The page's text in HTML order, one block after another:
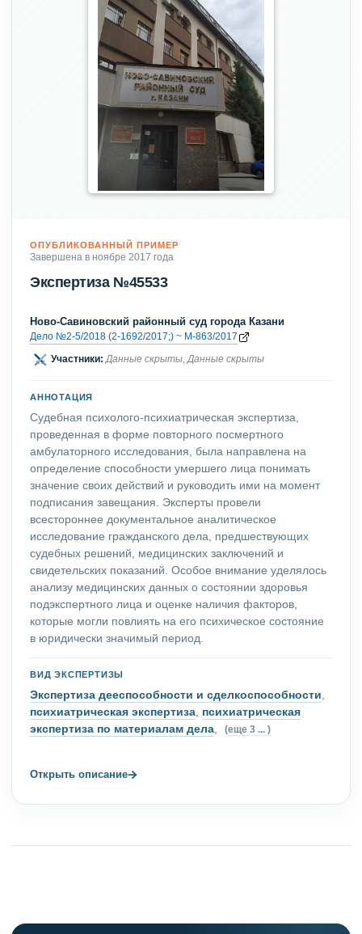
ОПУБЛИКОВАННЫЙ ПРИМЕР
Завершена в ноябре 2017 года
Экспертиза №45533
Ново-Савиновский районный суд города Казани
Дело №2-5/2018 (2-1692/2017;) ~ М-863/2017
Участники: Данные скрыты,Данные скрыты
АННОТАЦИЯ
Судебная психолого-психиатрическая экспертиза,
проведенная в форме повторного посмертного
амбулаторного исследования, была направлена на
определение способности умершего лица понимать
значение своих действий и руководить ими на момент
подписания завещания. Эксперты провели
всестороннее документальное аналитическое
исследование гражданского дела, предшествующих
судебных решений, медицинских заключений и
свидетельских показаний. Особое внимание уделялось
анализу медицинских данных о состоянии здоровья
подэкспертного лица и оценке наличия факторов,
которые могли повлиять на его психическое состояние
в юридически значимый период.
ВИД ЭКСПЕРТИЗЫ
Экспертиза дееспособности и сделкоспособности,
психиатрическая экспертиза, психиатрическая
экспертиза по материалам дела, (еще 3 ... )
Открыть описание→